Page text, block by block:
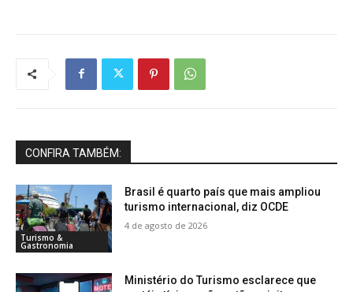
CONFIRA TAMBÉM:
Turismo &
Gastronomia
Brasil é quarto país que mais ampliou
turismo internacional, diz OCDE
4 de agosto de 2026
Ministério do Turismo esclarece que